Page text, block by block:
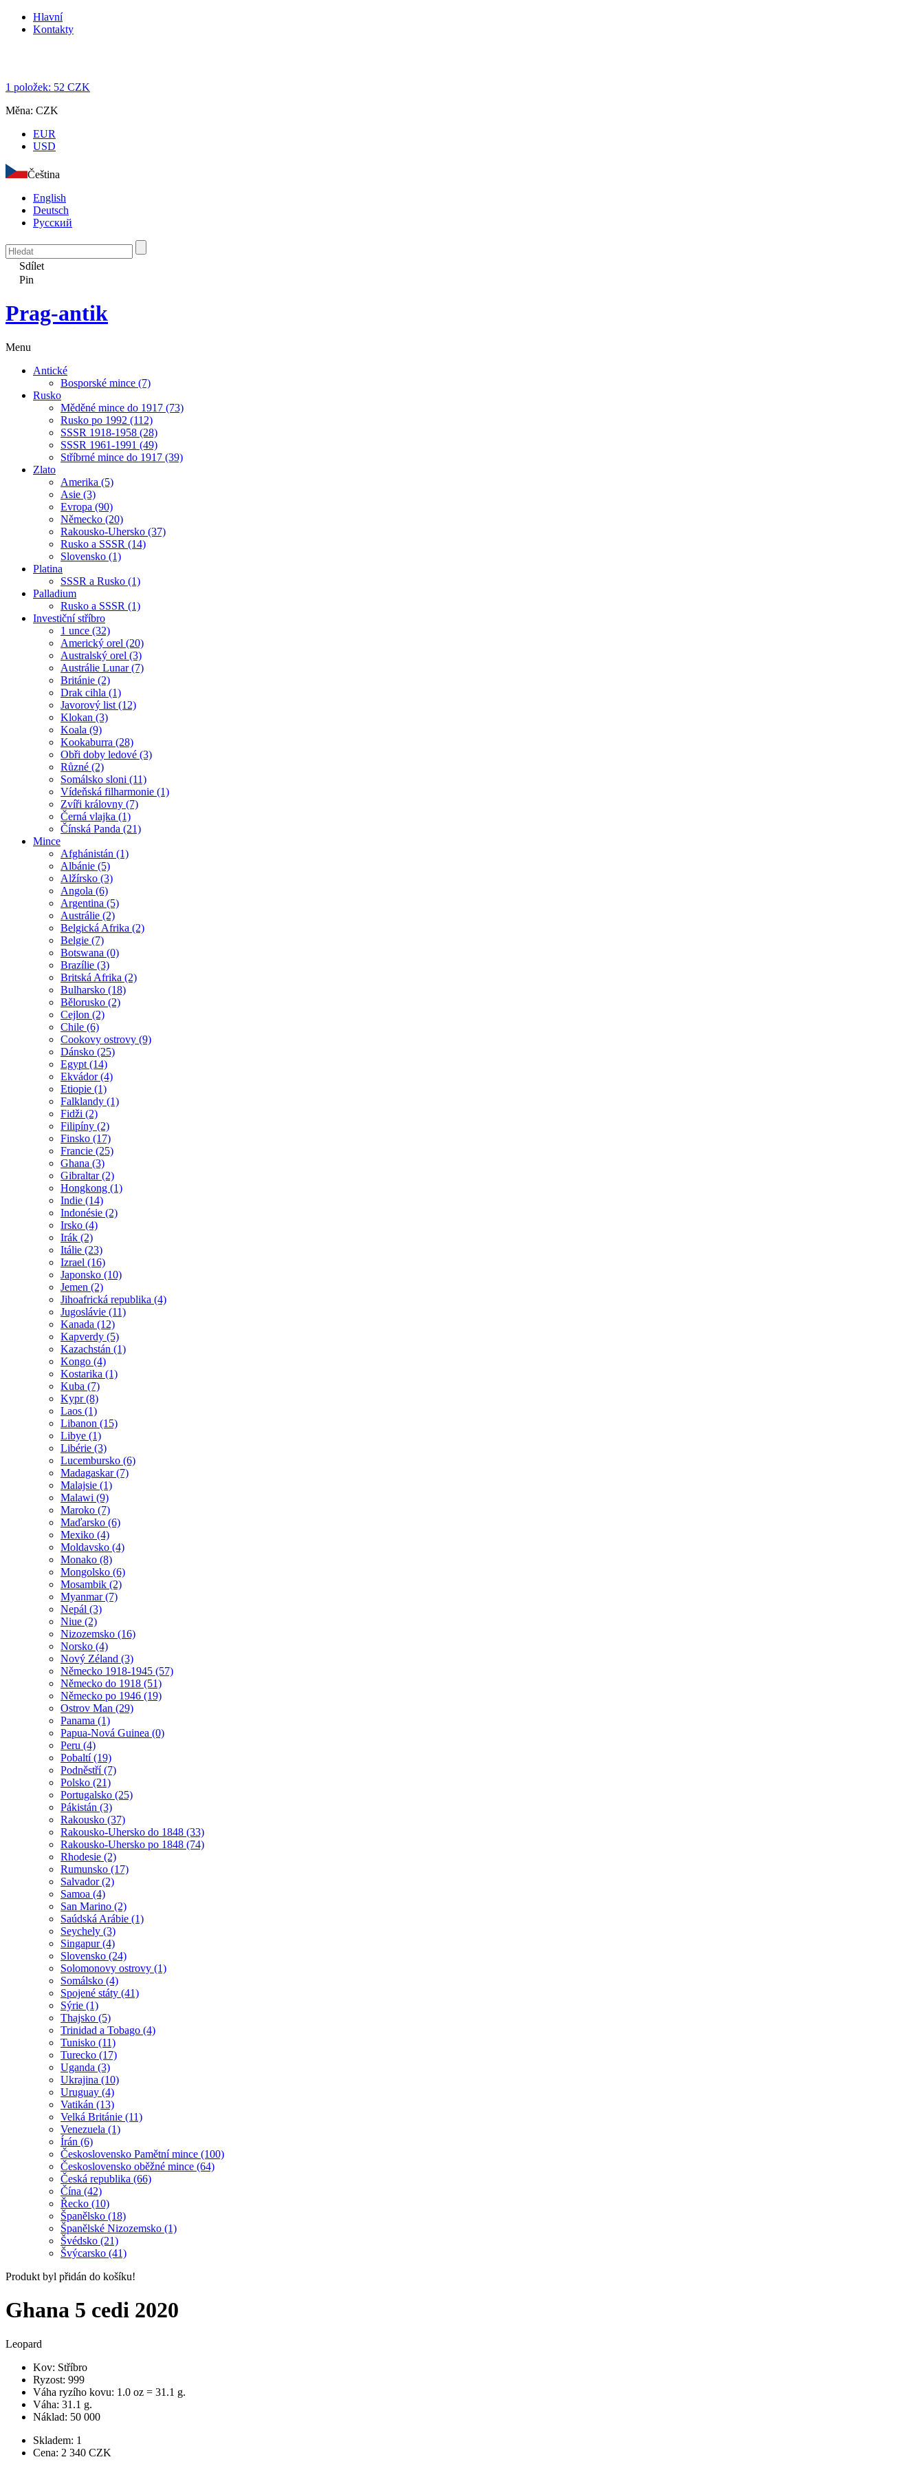
Hlavní
Kontakty
1 položek: 52 CZK
Měna: CZK
EUR
USD
Čeština
English
Deutsch
Русский
Sdílet
Pin
Prag-antik
Menu
Antické
Bosporské mince (7)
Rusko
Měděné mince do 1917 (73)
Rusko po 1992 (112)
SSSR 1918-1958 (28)
SSSR 1961-1991 (49)
Stříbrné mince do 1917 (39)
Zlato
Amerika (5)
Asie (3)
Evropa (90)
Německo (20)
Rakousko-Uhersko (37)
Rusko a SSSR (14)
Slovensko (1)
Platina
SSSR a Rusko (1)
Palladium
Rusko a SSSR (1)
Investiční stříbro
1 unce (32)
Americký orel (20)
Australský orel (3)
Austrálie Lunar (7)
Británie (2)
Drak cihla (1)
Javorový list (12)
Klokan (3)
Koala (9)
Kookaburra (28)
Obři doby ledové (3)
Různé (2)
Somálsko sloni (11)
Vídeňská filharmonie (1)
Zvíři královny (7)
Černá vlajka (1)
Čínská Panda (21)
Mince
Afghánistán (1)
Albánie (5)
Alžírsko (3)
Angola (6)
Argentina (5)
Austrálie (2)
Belgická Afrika (2)
Belgie (7)
Botswana (0)
Brazílie (3)
Britská Afrika (2)
Bulharsko (18)
Bělorusko (2)
Cejlon (2)
Chile (6)
Cookovy ostrovy (9)
Dánsko (25)
Egypt (14)
Ekvádor (4)
Etiopie (1)
Falklandy (1)
Fidži (2)
Filipíny (2)
Finsko (17)
Francie (25)
Ghana (3)
Gibraltar (2)
Hongkong (1)
Indie (14)
Indonésie (2)
Irsko (4)
Irák (2)
Itálie (23)
Izrael (16)
Japonsko (10)
Jemen (2)
Jihoafrická republika (4)
Jugoslávie (11)
Kanada (12)
Kapverdy (5)
Kazachstán (1)
Kongo (4)
Kostarika (1)
Kuba (7)
Kypr (8)
Laos (1)
Libanon (15)
Libye (1)
Libérie (3)
Lucembursko (6)
Madagaskar (7)
Malajsie (1)
Malawi (9)
Maroko (7)
Maďarsko (6)
Mexiko (4)
Moldavsko (4)
Monako (8)
Mongolsko (6)
Mosambik (2)
Myanmar (7)
Nepál (3)
Niue (2)
Nizozemsko (16)
Norsko (4)
Nový Zéland (3)
Německo 1918-1945 (57)
Německo do 1918 (51)
Německo po 1946 (19)
Ostrov Man (29)
Panama (1)
Papua-Nová Guinea (0)
Peru (4)
Pobaltí (19)
Podněstří (7)
Polsko (21)
Portugalsko (25)
Pákistán (3)
Rakousko (37)
Rakousko-Uhersko do 1848 (33)
Rakousko-Uhersko po 1848 (74)
Rhodesie (2)
Rumunsko (17)
Salvador (2)
Samoa (4)
San Marino (2)
Saúdská Arábie (1)
Seychely (3)
Singapur (4)
Slovensko (24)
Solomonovy ostrovy (1)
Somálsko (4)
Spojené státy (41)
Sýrie (1)
Thajsko (5)
Trinidad a Tobago (4)
Tunisko (11)
Turecko (17)
Uganda (3)
Ukrajina (10)
Uruguay (4)
Vatikán (13)
Velká Británie (11)
Venezuela (1)
Írán (6)
Československo Pamětní mince (100)
Československo oběžné mince (64)
Česká republika (66)
Čína (42)
Řecko (10)
Španělsko (18)
Španělské Nizozemsko (1)
Švédsko (21)
Švýcarsko (41)
Produkt byl přidán do košíku!
Ghana 5 cedi 2020
Leopard
Kov: Stříbro
Ryzost: 999
Váha ryzího kovu: 1.0 oz = 31.1 g.
Váha: 31.1 g.
Náklad: 50 000
Skladem: 1
Cena: 2 340 CZK